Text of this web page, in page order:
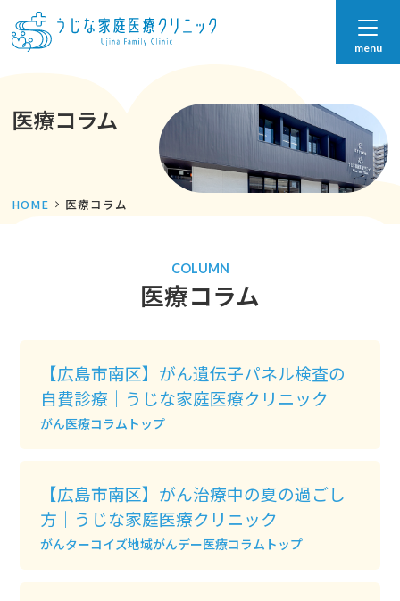
menu
医療コラム
HOME 医療コラム
COLUMN
医療コラム
【広島市南区】がん遺伝子パネル検査の
自費診療｜うじな家庭医療クリニック
がん医療コラムトップ
【広島市南区】がん治療中の夏の過ごし
方｜うじな家庭医療クリニック
がんターコイズ地域がんデー医療コラムトップ